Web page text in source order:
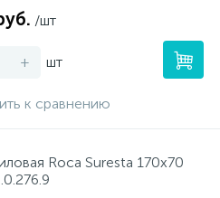
/шт
+ шт
к сравнению
Roca Suresta 170х70